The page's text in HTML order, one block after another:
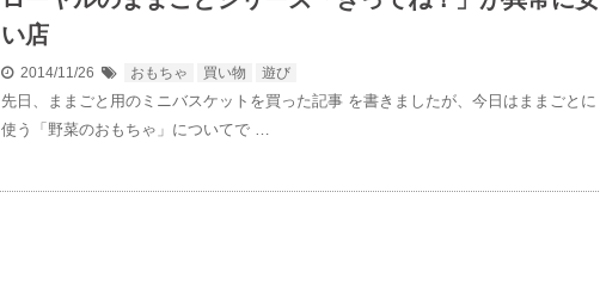
い店
2014/11/26 おもちゃ 買い物 遊び
先日、ままごと用のミニバスケットを買った記事 を書きましたが、今日はままごとに
使う「野菜のおもちゃ」についてで …